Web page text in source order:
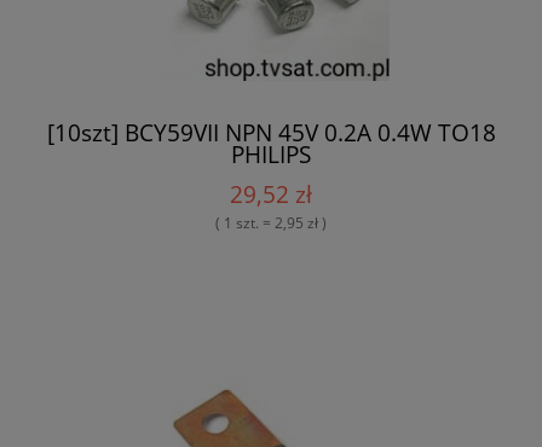
[10szt] BCY59VII NPN 45V 0.2A 0.4W TO18
PHILIPS
29,52 zł
( 1 szt. = 2,95 zł )